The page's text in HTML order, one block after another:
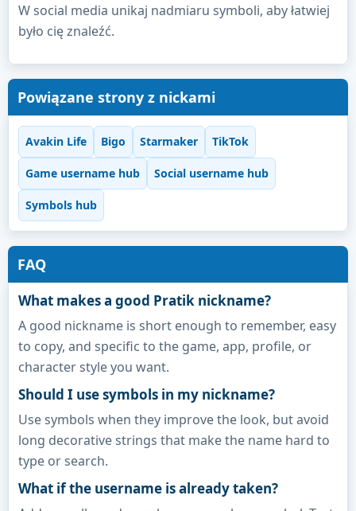
W social media unikaj nadmiaru symboli, aby łatwiej
było cię znaleźć.
Powiązane strony z nickami
Avakin Life Bigo Starmaker TikTok
Game username hub Social username hub
Symbols hub
FAQ
What makes a good Pratik nickname?
A good nickname is short enough to remember, easy
to copy, and specific to the game, app, profile, or
character style you want.
Should I use symbols in my nickname?
Use symbols when they improve the look, but avoid
long decorative strings that make the name hard to
type or search.
What if the username is already taken?